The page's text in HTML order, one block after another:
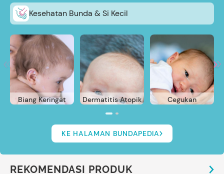
Kesehatan Bunda & Si Kecil
Biang Keringat Dermatitis Atopik Cegukan
KE HALAMAN BUNDAPEDIA
REKOMENDASI PRODUK